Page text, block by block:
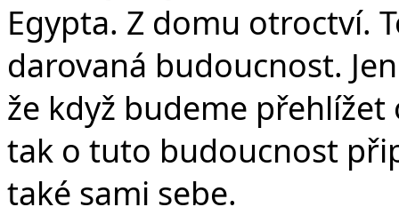
Egypta. Z domu otroctví.
darovaná budoucnost.
že když budeme
tak o tuto budoucnost
také sami sebe.